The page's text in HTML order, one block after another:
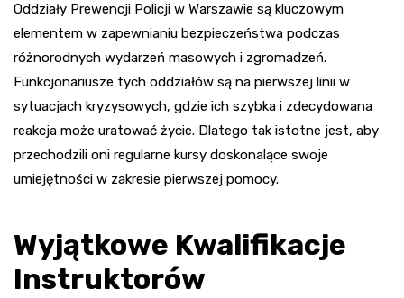
Oddziały Prewencji Policji w Warszawie są kluczowym
elementem w zapewnianiu bezpieczeństwa podczas
różnorodnych wydarzeń masowych i zgromadzeń.
Funkcjonariusze tych oddziałów są na pierwszej linii w
sytuacjach kryzysowych, gdzie ich szybka i zdecydowana
reakcja może uratować życie. Dlatego tak istotne jest, aby
przechodzili oni regularne kursy doskonalące swoje
umiejętności w zakresie pierwszej pomocy.
Wyjątkowe Kwalifikacje
Instruktorów